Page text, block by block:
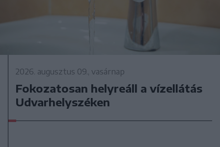
2026. augusztus 09., vasárnap
Fokozatosan helyreáll a vízellátás
Udvarhelyszéken